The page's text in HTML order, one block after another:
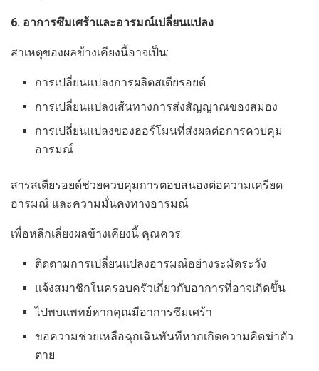
6. อาการซึมเศร้าและอารมณ์เปลี่ยนแปลง
สาเหตุของผลข้างเคียงนี้อาจเป็น:
การเปลี่ยนแปลงการผลิตสเตียรอยด์
การเปลี่ยนแปลงเส้นทางการส่งสัญญาณของสมอง
การเปลี่ยนแปลงของฮอร์โมนที่ส่งผลต่อการควบคุม
อารมณ์
สารสเตียรอยด์ช่วยควบคุมการตอบสนองต่อความเครียด
อารมณ์ และความมั่นคงทางอารมณ์
เพื่อหลีกเลี่ยงผลข้างเคียงนี้ คุณควร:
ติดตามการเปลี่ยนแปลงอารมณ์อย่างระมัดระวัง
แจ้งสมาชิกในครอบครัวเกี่ยวกับอาการที่อาจเกิดขึ้น
ไปพบแพทย์หากคุณมีอาการซึมเศร้า
ขอความช่วยเหลือฉุกเฉินทันทีหากเกิดความคิดฆ่าตัว
ตาย